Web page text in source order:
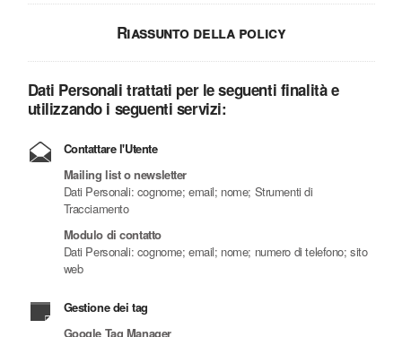
Riassunto della policy
Dati Personali trattati per le seguenti finalità e
utilizzando i seguenti servizi:
Contattare l'Utente
Mailing list o newsletter
Dati Personali: cognome; email; nome; Strumenti di
Tracciamento
Modulo di contatto
Dati Personali: cognome; email; nome; numero di telefono; sito
web
Gestione dei tag
Google Tag Manager